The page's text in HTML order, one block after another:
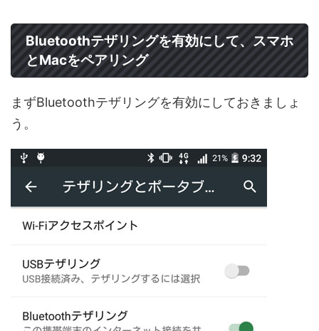
Bluetoothテザリングを有効にして、スマホ
とMacをペアリング
まずBluetoothテザリングを有効にしておきましょ
う。